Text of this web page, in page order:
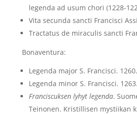
legenda ad usum chori (1228-
Vita secunda sancti Francisci
Tractatus de miraculis sancti
Bonaventura:
Legenda major S. Francisci. 1260.
Legenda minor S. Francisci. 1263.
Franciscuksen lyhyt legenda.
Teinonen. Kristillisen mystiikan